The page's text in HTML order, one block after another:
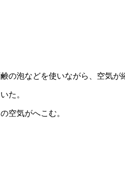
の泡などを使いながら、空気が
た。
空気がへこむ。